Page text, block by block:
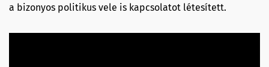
a bizonyos politikus vele is kapcsolatot létesített.